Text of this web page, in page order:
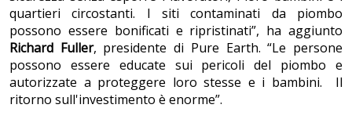
quartieri circostanti. I siti contaminati da piombo
possono essere bonificati e ripristinati”, ha aggiunto
Richard Fuller, presidente di Pure Earth. “Le persone
possono essere educate sui pericoli del piombo e
autorizzate a proteggere loro stesse e i bambini. Il
ritorno sull'investimento è enorme”.